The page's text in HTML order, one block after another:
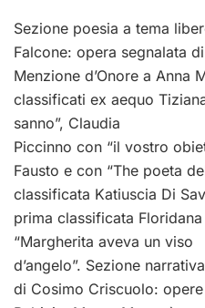
Sezione poesia a tema
Falcone: opera segnalata
Menzione d’Onore a Anna
classificati ex aequo
sanno”, Claudia
Piccinno con “il vostro
Fausto e con “The poeta
classificata Katiuscia Di
prima classificata
“Margherita aveva un viso
d’angelo”. Sezione
di Cosimo Criscuolo: